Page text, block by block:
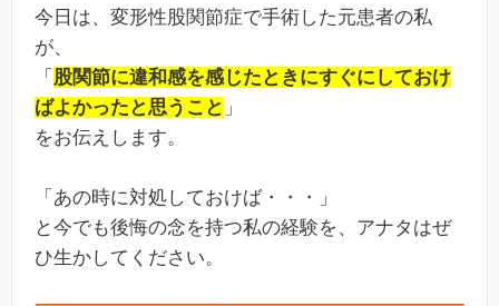
今日は、変形性股関節症で手術した元患者の私
が、
「 股関節に違和感を感じたときにすぐにしておけ
ばよかったと思うこと 」
をお伝えします。
「あの時に対処しておけば・・・」
と今でも後悔の念を持つ私の経験を、アナタはぜ
ひ生かしてください。